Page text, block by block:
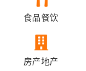
食品餐饮
房产地产